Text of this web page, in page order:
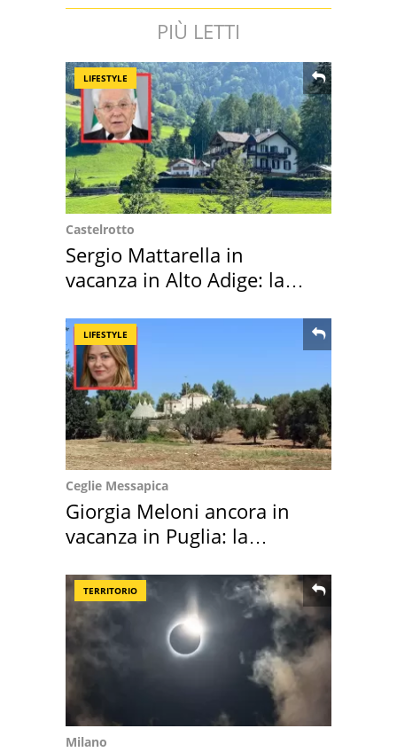
PIÙ LETTI
LIFESTYLE
Castelrotto
Sergio Mattarella in
vacanza in Alto Adige: la
LIFESTYLE
Ceglie Messapica
Giorgia Meloni ancora in
vacanza in Puglia: la
TERRITORIO
Milano